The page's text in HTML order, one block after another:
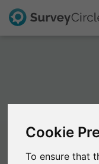
Cookie
To ensure that